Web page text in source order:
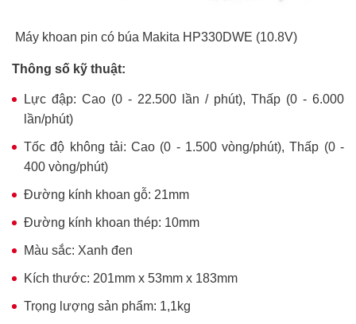
Máy khoan pin có búa Makita HP330DWE (10.8V)
Thông số kỹ thuật:
Lực đập: Cao (0 - 22.500 lần / phút), Thấp (0 - 6.000
lần/phút)
Tốc độ không tải: Cao (0 - 1.500 vòng/phút), Thấp (0 -
400 vòng/phút)
Đường kính khoan gỗ: 21mm
Đường kính khoan thép: 10mm
Màu sắc: Xanh đen
Kích thước: 201mm x 53mm x 183mm
Trọng lượng sản phẩm: 1,1kg